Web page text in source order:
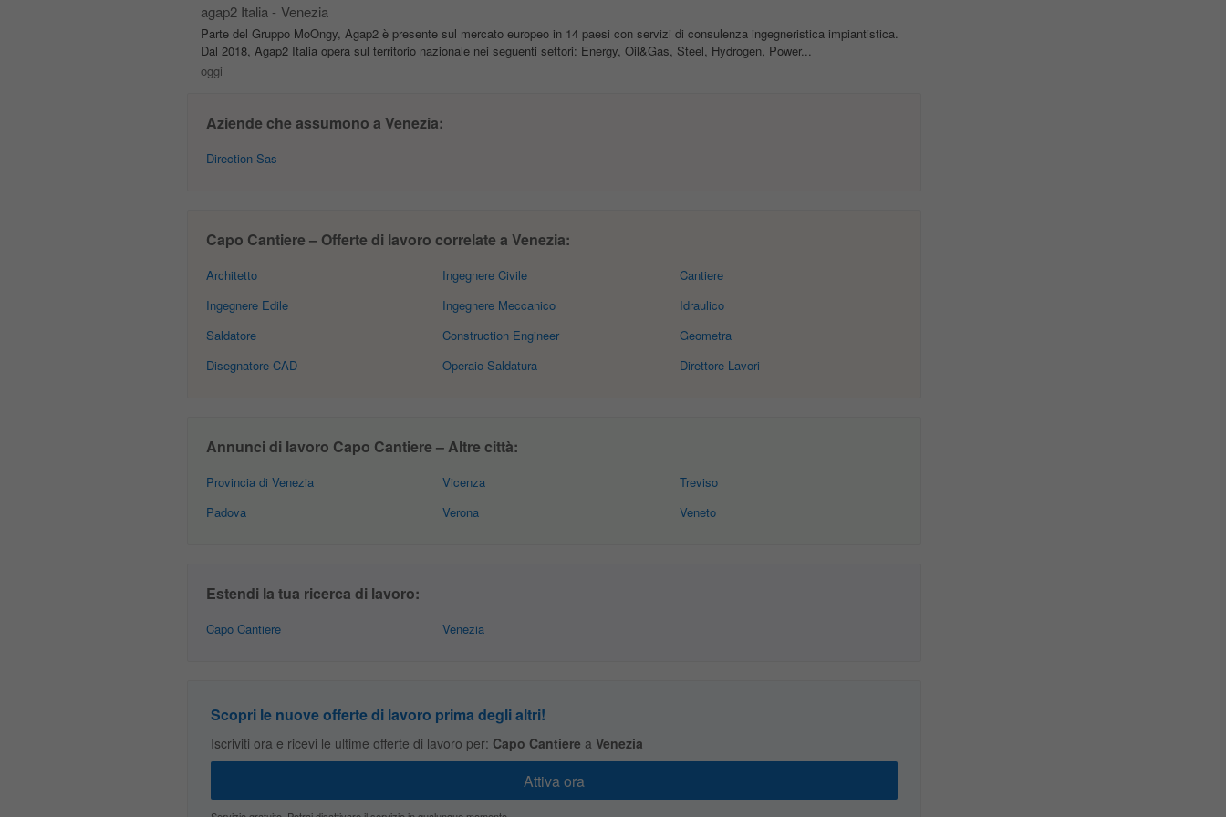
agap2 Italia - Venezia
Parte del Gruppo MoOngy, Agap2 è presente sul mercato europeo in 14 paesi con servizi di consulenza ingegneristica impiantistica.
Dal 2018, Agap2 Italia opera sul territorio nazionale nei seguenti settori: Energy, Oil&Gas, Steel, Hydrogen, Power...
oggi
Aziende che assumono a Venezia:
Direction Sas
Capo Cantiere – Offerte di lavoro correlate a Venezia:
Architetto
Ingegnere Edile
Saldatore
Disegnatore CAD
Ingegnere Civile
Ingegnere Meccanico
Construction Engineer
Operaio Saldatura
Cantiere
Idraulico
Geometra
Direttore Lavori
Annunci di lavoro Capo Cantiere – Altre città:
Provincia di Venezia
Padova
Vicenza
Verona
Treviso
Veneto
Estendi la tua ricerca di lavoro:
Capo Cantiere Venezia
Scopri le nuove offerte di lavoro prima degli altri!
Iscriviti ora e ricevi le ultime offerte di lavoro per: Capo Cantiere a Venezia